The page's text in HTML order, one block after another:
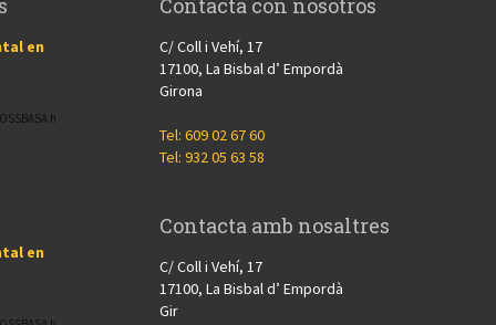
en
h
en
Contacta con nosotros
C/ Coll i Vehí, 17
17100, La Bisbal d’ Empordà
Girona
Tel: 609 02 67 60
Tel: 932 05 63 58
Contacta amb nosaltres
C/ Coll i Vehí, 17
17100, La Bisbal d’ Empordà
Gir